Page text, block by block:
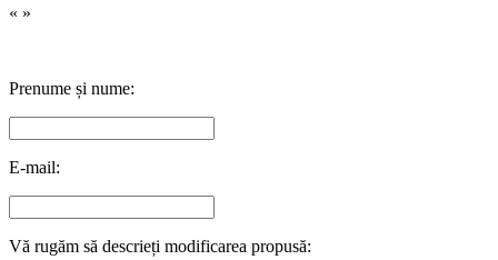
« »
Prenume și nume:
E-mail:
Vă rugăm să descrieți modificarea propusă: